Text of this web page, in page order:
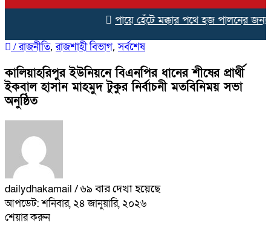
পায়ে হেঁটে মক্কার পথে হজ পালনের জন্য
/রাজনীতি,রাজশাহী বিভাগ,সর্বশেষ
কালিয়াহরিপুর ইউনিয়নে বিএনপির ধানের শীষের প্রার্থী
ইকবাল হাসান মাহমুদ টুকুর নির্বাচনী মতবিনিময় সভা
অনুষ্ঠিত
dailydhakamail / ৬৯ বার দেখা হয়েছে
আপডেট: শনিবার, ২৪ জানুয়ারি, ২০২৬
শেয়ার করুন